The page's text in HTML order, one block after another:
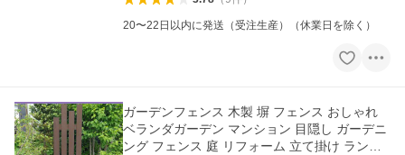
20〜22日以内に発送（受注生産）（休業日を除く）
ガーデンフェンス 木製 塀 フェンス おしゃれ
ベランダガーデン マンション 目隠し ガーデニ
ング フェンス 庭 リフォーム 立て掛け ランダ